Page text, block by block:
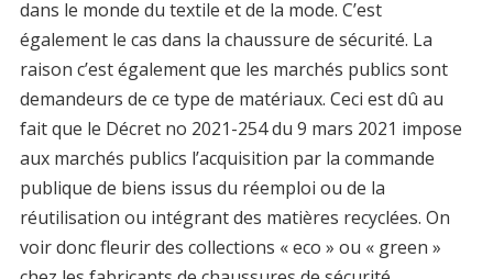
dans le monde du textile et de la mode. C’est
également le cas dans la chaussure de sécurité. La
raison c’est également que les marchés publics sont
demandeurs de ce type de matériaux. Ceci est dû au
fait que le Décret no 2021-254 du 9 mars 2021 impose
aux marchés publics l’acquisition par la commande
publique de biens issus du réemploi ou de la
réutilisation ou intégrant des matières recyclées. On
voir donc fleurir des collections « eco » ou « green »